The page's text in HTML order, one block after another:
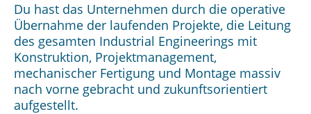
Du hast das Unternehmen durch die operative
Übernahme der laufenden Projekte, die Leitung
des gesamten Industrial Engineerings mit
Konstruktion, Projektmanagement,
mechanischer Fertigung und Montage massiv
nach vorne gebracht und zukunftsorientiert
aufgestellt.